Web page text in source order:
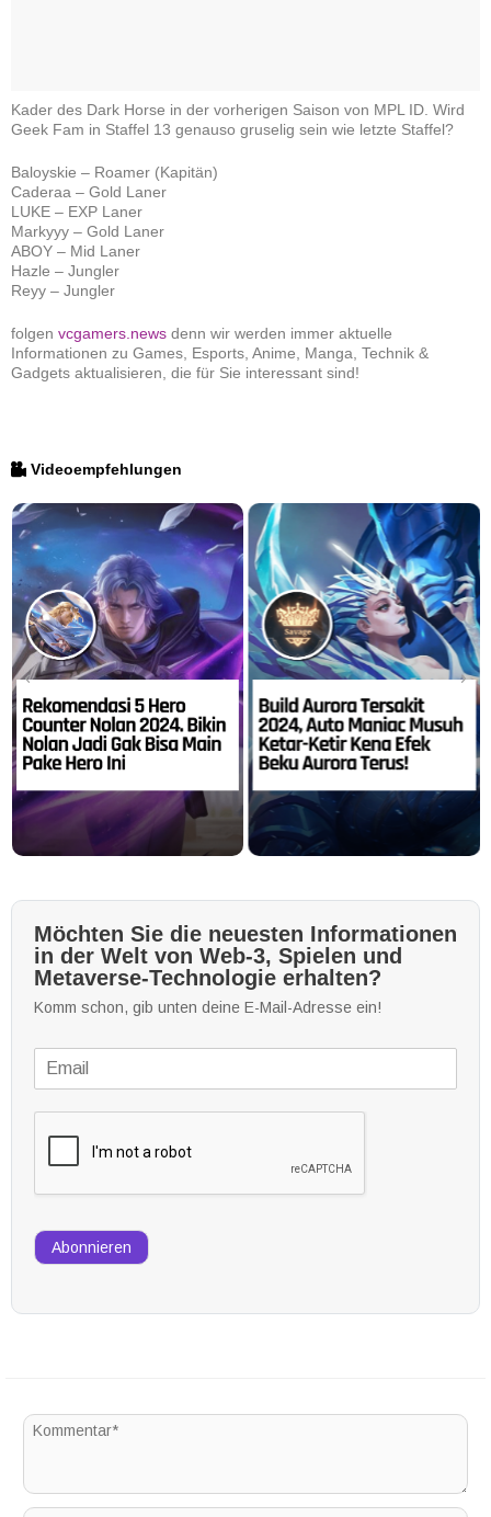
Kader des Dark Horse in der vorherigen Saison von MPL ID. Wird
Geek Fam in Staffel 13 genauso gruselig sein wie letzte Staffel?
Baloyskie – Roamer (Kapitän)
Caderaa – Gold Laner
LUKE – EXP Laner
Markyyy – Gold Laner
ABOY – Mid Laner
Hazle – Jungler
Reyy – Jungler
folgen vcgamers.news denn wir werden immer aktuelle
Informationen zu Games, Esports, Anime, Manga, Technik &
Gadgets aktualisieren, die für Sie interessant sind!
Videoempfehlungen
Möchten Sie die neuesten Informationen
in der Welt von Web-3, Spielen und
Metaverse-Technologie erhalten?
Komm schon, gib unten deine E-Mail-Adresse ein!
Abonnieren